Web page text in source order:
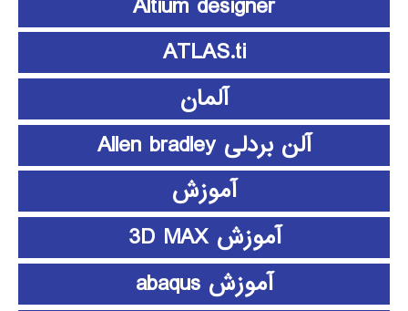
ATLAS.ti
آلمان
آلن بردلی Allen bradley
آموزش
آموزش 3D MAX
آموزش abaqus